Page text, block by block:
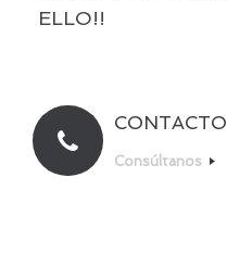
ELLO!!
CONTACTO
Consúltanos